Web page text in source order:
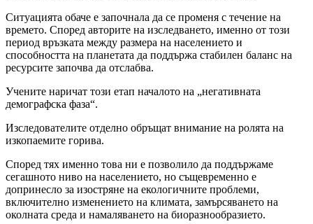
Ситуацията обаче е започнала да се променя с течение на
времето. Според авторите на изследването, именно от този
период връзката между размера на населението и
способността на планетата да поддържа стабилен баланс на
ресурсите започва да отслабва.
Учените наричат ​​този етап началото на „негативната
демографска фаза“.
Изследователите отделно обръщат внимание на ролята на
изкопаемите горива.
Според тях именно това ни е позволило да поддържаме
сегашното ниво на населението, но същевременно е
допринесло за изостряне на екологичните проблеми,
включително изменението на климата, замърсяването на
околната среда и намаляването на биоразнообразието.